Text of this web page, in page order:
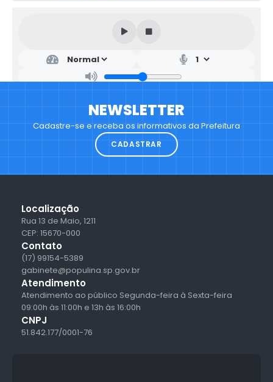
NEWSLETTER
Cadastre-se e receba os informativos da Prefeitura
CADASTRAR
Localização
Rua 13 de Maio, 1211
CEP: 15670-000
Contato
(17) 99154-5389
gabinete@populina.sp.gov.br
Atendimento
Atendimento ao público Segunda-feira à Sexta-feira
09:00h às 11:00h e 13h às 16:00h
CNPJ
51.842.177/0001-76